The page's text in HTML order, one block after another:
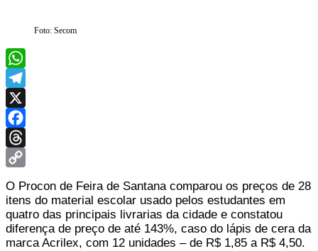
Foto: Secom
WhatsApp
Telegram
X
Facebook
Threads
Link
O Procon de Feira de Santana comparou os preços de 28
itens do material escolar usado pelos estudantes em
quatro das principais livrarias da cidade e constatou
diferença de preço de até 143%, caso do lápis de cera da
marca Acrilex, com 12 unidades – de R$ 1,85 a R$ 4,50.